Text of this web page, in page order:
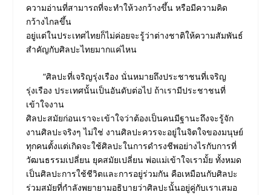
ความอ่านที่สามารถที่จะทําให้วงกว้างขึ้น หรือมีความคิด
กว้างไกลขึ้น
อยู่แต่ในประเทศไทยก็ไม่ค่อยจะรู้ว่าต่างชาติให้ความสัมพันธ์
สําคัญกับศิลปะไทยมากแค่ไหน
“ศิลปะที่เจริญรุ่งเรือง นั่นหมายถึงประชาชนที่เจริญ
รุ่งเรือง ประเทศนั้นเป็นอันดับต่อไป ถ้าเรามีประชาชนที่
เข้าใจงาน
ศิลปะสมัยก่อนเราจะเข้าใจว่าต้องเป็นคนมีฐานะถึงจะรู้จัก
งานศิลปะจริงๆ ไม่ใช่ งานศิลปะควรจะอยู่ในจิตใจของมนุษย์
ทุกคนตั้งแต่เกิดจะใช้ศิลปะในการดํารงชีพอย่างไรกับการที่
วัฒนธรรมเปลี่ยน ยุคสมัยเปลี่ยน พ่อแม่เข้าใจเรามั้ย ทั้งหมด
เป็นศิลปะการใช้ชีวิตและการอยู่ร่วมกัน คือเหมือนกับศิลปะ
ร่วมสมัยที่กําลังพยายามอธิบายว่าศิลปะนั้นอยู่คู่กับเราเสมอ